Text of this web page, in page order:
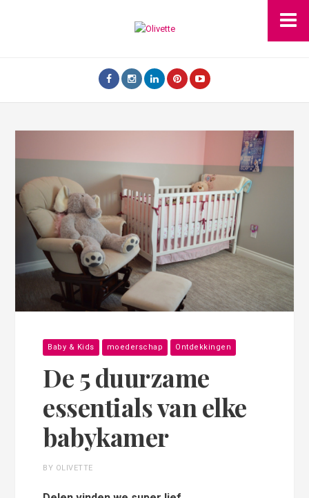
Baby & Kids moederschap Ontdekkingen
De 5 duurzame
essentials van elke
babykamer
BY OLIVETTE